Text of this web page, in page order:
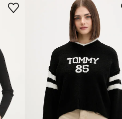
bežne nosíte.
Tabuľka veľkostí